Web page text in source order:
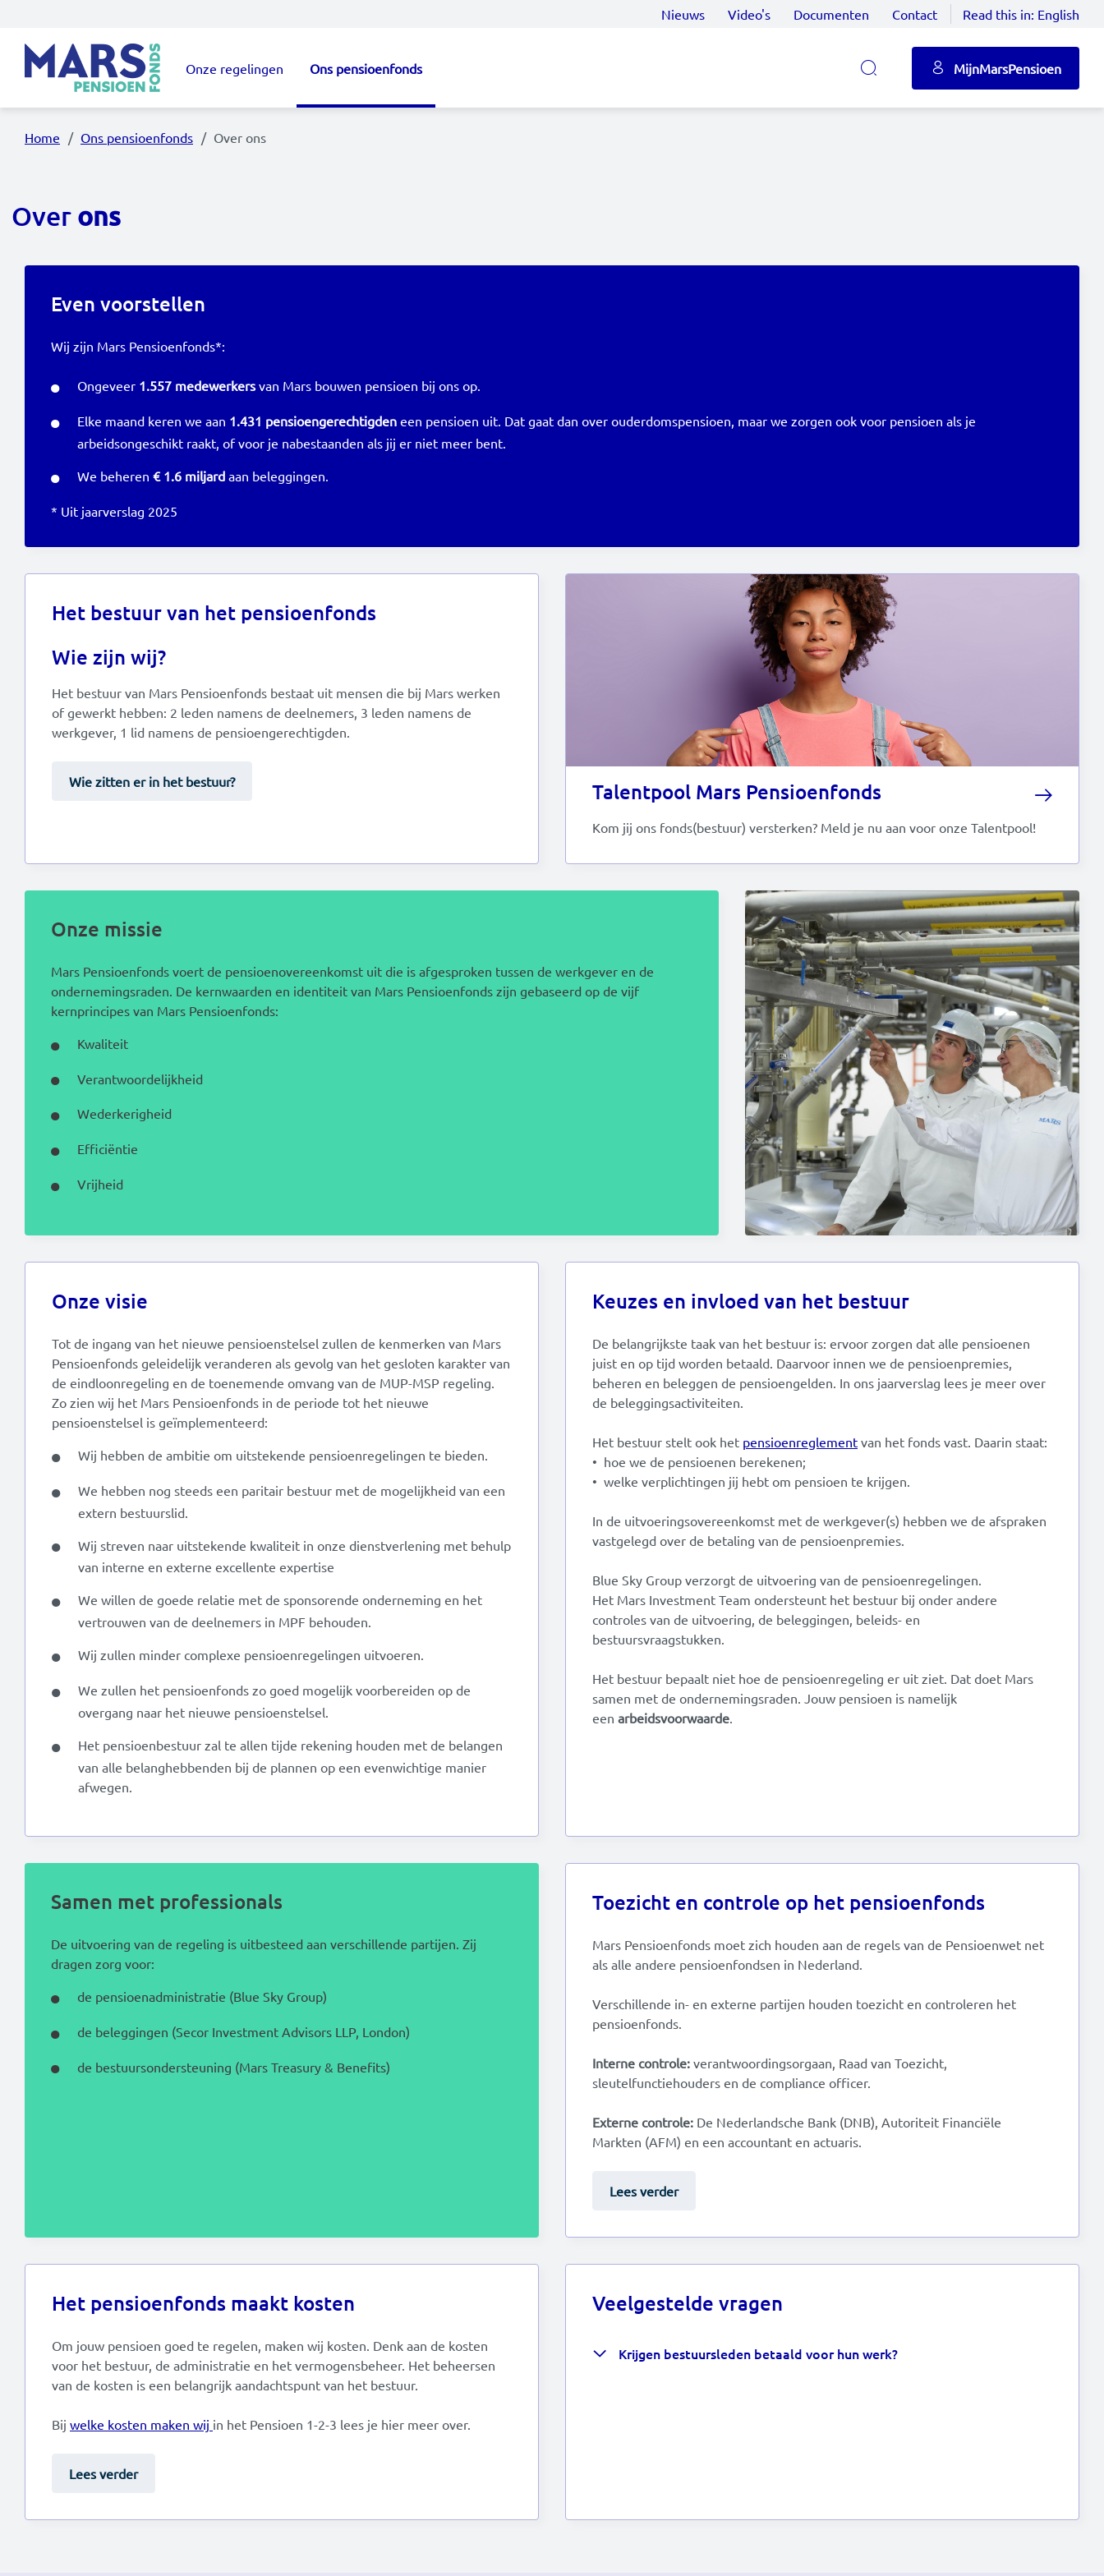
Nieuws Video's Documenten Contact Read this in: English
Hoofdnavigatie
Onze regelingen Ons pensioenfonds MijnMarsPensioen
Home Ons pensioenfonds Over ons
Over ons
Even voorstellen
Wij zijn Mars Pensioenfonds*:
Ongeveer 1.557 medewerkersvan Mars bouwen pensioen bij ons op.
Elke maand keren we aan 1.431 pensioengerechtigden een pensioen uit. Dat gaat dan over ouderdomspensioen, maar we zorgen ook voor pensioen als je
arbeidsongeschikt raakt, of voor je nabestaanden als jij er niet meer bent.
We beheren € 1.6 miljard aan beleggingen.
* Uit jaarverslag 2025
Het bestuur van het pensioenfonds
Wie zijn wij?
Het bestuur van Mars Pensioenfonds bestaat uit mensen die bij Mars werken
of gewerkt hebben: 2 leden namens de deelnemers, 3 leden namens de
werkgever, 1 lid namens de pensioengerechtigden.
Wie zitten er in het bestuur? Talentpool Mars Pensioenfonds
Kom jij ons fonds(bestuur) versterken? Meld je nu aan voor onze Talentpool!
Onze missie
Mars Pensioenfonds voert de pensioenovereenkomst uit die is afgesproken tussen de werkgever en de
ondernemingsraden. De kernwaarden en identiteit van Mars Pensioenfonds zijn gebaseerd op de vijf
kernprincipes van Mars Pensioenfonds:
Kwaliteit
Verantwoordelijkheid
Wederkerigheid
Efficiëntie
Vrijheid
Onze visie
Tot de ingang van het nieuwe pensioenstelsel zullen de kenmerken van Mars
Pensioenfonds geleidelijk veranderen als gevolg van het gesloten karakter van
de eindloonregeling en de toenemende omvang van de MUP-MSP regeling.
Zo zien wij het Mars Pensioenfonds in de periode tot het nieuwe
pensioenstelsel is geïmplementeerd:
Wij hebben de ambitie om uitstekende pensioenregelingen te bieden.
We hebben nog steeds een paritair bestuur met de mogelijkheid van een
extern bestuurslid.
Wij streven naar uitstekende kwaliteit in onze dienstverlening met behulp
van interne en externe excellente expertise
We willen de goede relatie met de sponsorende onderneming en het
vertrouwen van de deelnemers in MPF behouden.
Wij zullen minder complexe pensioenregelingen uitvoeren.
We zullen het pensioenfonds zo goed mogelijk voorbereiden op de
overgang naar het nieuwe pensioenstelsel.
Het pensioenbestuur zal te allen tijde rekening houden met de belangen
van alle belanghebbenden bij de plannen op een evenwichtige manier
afwegen.
Keuzes en invloed van het bestuur
De belangrijkste taak van het bestuur is: ervoor zorgen dat alle pensioenen
juist en op tijd worden betaald. Daarvoor innen we de pensioenpremies,
beheren en beleggen de pensioengelden. In ons jaarverslag lees je meer over
de beleggingsactiviteiten.
Het bestuur stelt ook het pensioenreglement van het fonds vast. Daarin staat:
• hoe we de pensioenen berekenen;
• welke verplichtingen jij hebt om pensioen te krijgen.
In de uitvoeringsovereenkomst met de werkgever(s) hebben we de afspraken
vastgelegd over de betaling van de pensioenpremies.
Blue Sky Group verzorgt de uitvoering van de pensioenregelingen.
Het Mars Investment Team ondersteunt het bestuur bij onder andere
controles van de uitvoering, de beleggingen, beleids- en
bestuursvraagstukken.
Het bestuur bepaalt niet hoe de pensioenregeling er uit ziet. Dat doet Mars
samen met de ondernemingsraden. Jouw pensioen is namelijk
een arbeidsvoorwaarde
Samen met professionals
De uitvoering van de regeling is uitbesteed aan verschillende partijen. Zij
dragen zorg voor:
de pensioenadministratie (Blue Sky Group)
de beleggingen (Secor Investment Advisors LLP, London)
de bestuursondersteuning (Mars Treasury & Benefits)
Toezicht en controle op het pensioenfonds
Mars Pensioenfonds moet zich houden aan de regels van de Pensioenwet net
als alle andere pensioenfondsen in Nederland.
Verschillende in- en externe partijen houden toezicht en controleren het
pensioenfonds.
Interne controle: verantwoordingsorgaan, Raad van Toezicht,
sleutelfunctiehouders en de compliance officer.
Externe controle: De Nederlandsche Bank (DNB), Autoriteit Financiële
Markten (AFM) en een accountant en actuaris.
Lees verder
Het pensioenfonds maakt kosten
Om jouw pensioen goed te regelen, maken wij kosten. Denk aan de kosten
voor het bestuur, de administratie en het vermogensbeheer. Het beheersen
van de kosten is een belangrijk aandachtspunt van het bestuur.
Bij welke kosten maken wij in het Pensioen 1-2-3 lees je hier meer over.
Lees verder
Veelgestelde vragen
Krijgen bestuursleden betaald voor hun werk?